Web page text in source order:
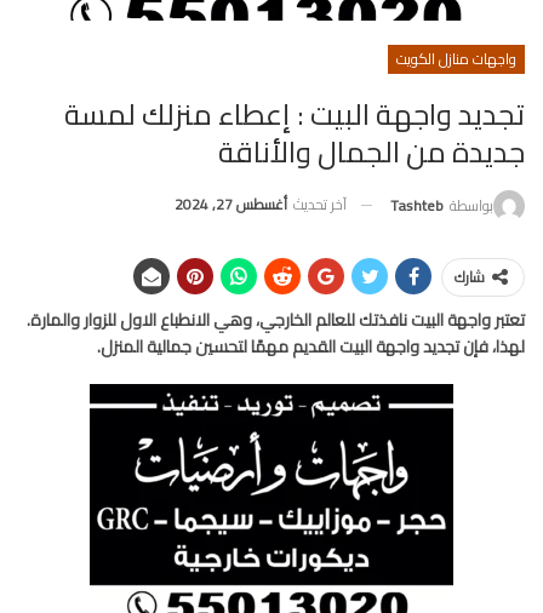
واجهات منازل الكويت
تجديد واجهة البيت : إعطاء منزلك لمسة
جديدة من الجمال والأناقة
بواسطة Tashteb آخر تحديث أغسطس 27, 2024
شارك
تعتبر واجهة البيت نافذتك للعالم الخارجي، وهي الانطباع الاول للزوار والمارة.
لهذا، فإن تجديد واجهة البيت القديم مهمًا لتحسين جمالية المنزل.